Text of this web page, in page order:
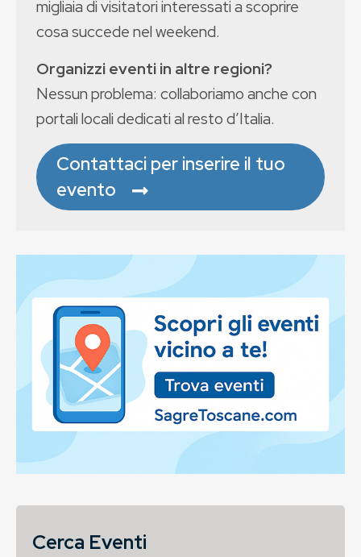
migliaia di visitatori interessati a scoprire
cosa succede nel weekend.
Organizzi eventi in altre regioni?
Nessun problema: collaboriamo anche con
portali locali dedicati al resto d’Italia.
Contattaci per inserire il tuo
evento
Cerca Eventi